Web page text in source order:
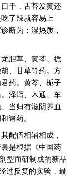
干，舌苔发黄还
了辣就容易上
断为：湿热质，
胆草、黄芩、栀
、甘草等药。方
药。黄芩、栀子
泽泻、木通、车
当归有滋阴养血
诸药。
配伍相辅相成，
是根据《中国药
型而研制成的新品
过反复的实验，最